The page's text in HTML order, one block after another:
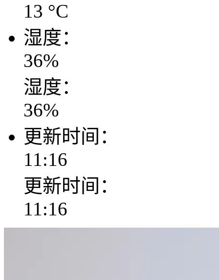
13 °C
湿度：
36%
湿度：
36%
更新时间：
11:16
更新时间：
11:16